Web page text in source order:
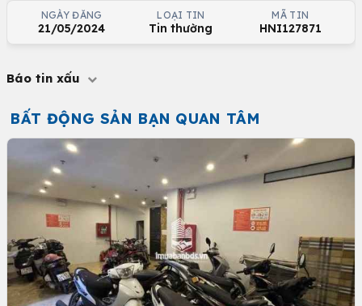
NGÀY ĐĂNG
21/05/2024
LOẠI TIN
Tin thường
MÃ TIN
HNI127871
Báo tin xấu
BẤT ĐỘNG SẢN BẠN QUAN TÂM